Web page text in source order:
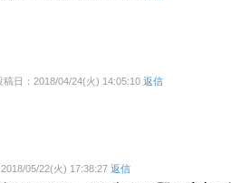
稿日：2018/04/24(火) 14:05:10 返信
05/22(火) 17:38:27 返信